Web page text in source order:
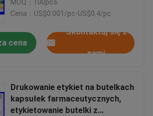
kapsułek medycznych
MOQ：100pcs
Cena：US$0.001/pc-US$0.4/pc
cena
Skontaktuj się z
nami
Drukowanie etykiet na butelkach
kapsułek farmaceutycznych,
etykietowanie butelki z